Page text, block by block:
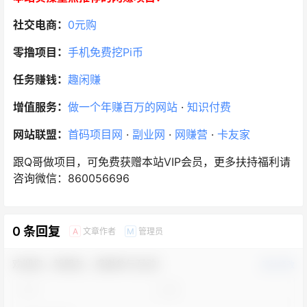
社交电商： 0元购
零撸项目： 手机免费挖Pi币
任务赚钱： 趣闲赚
增值服务： 做一个年赚百万的网站 · 知识付费
网站联盟： 首码项目网 · 副业网 · 网赚营 · 卡友家
跟Q哥做项目，可免费获赠本站VIP会员，更多扶持福利请
咨询微信：860056696
0 条回复 A 文章作者 M 管理员